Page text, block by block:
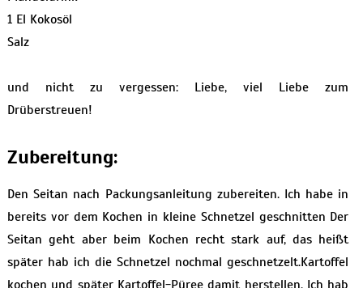
1 El Kokosöl
Salz
und nicht zu vergessen: Liebe, viel Liebe zum
Drüberstreuen!
Zubereitung:
Den Seitan nach Packungsanleitung zubereiten. Ich habe in
bereits vor dem Kochen in kleine Schnetzel geschnitten Der
Seitan geht aber beim Kochen recht stark auf, das heißt
später hab ich die Schnetzel nochmal geschnetzelt.Kartoffel